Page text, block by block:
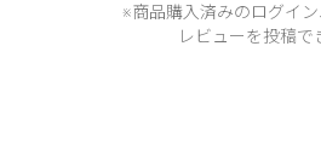
※商品購入済みのログイ
レビューを投稿で